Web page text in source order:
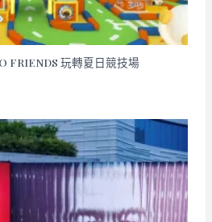
FRIENDS 玩轉夏日競技場